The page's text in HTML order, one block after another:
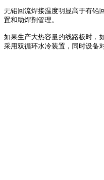
无铅回流焊接温度明显高于有铅
置和助焊剂管理。
如果生产大热容量的线路板时，
采用双循环水冷装置，同时设备